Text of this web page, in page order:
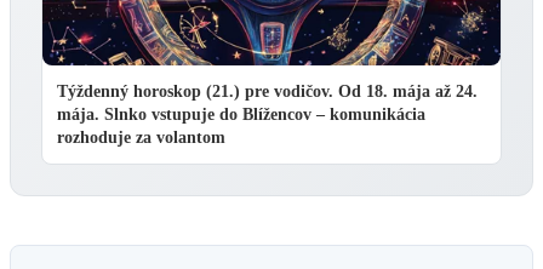
Týždenný horoskop (21.) pre vodičov. Od 18. mája až 24.
mája. Slnko vstupuje do Blížencov – komunikácia
rozhoduje za volantom